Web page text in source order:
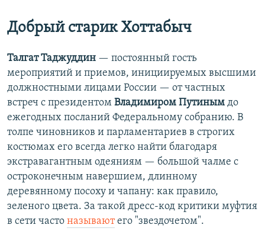
Добрый старик Хоттабыч
Талгат Таджуддин — постоянный гость
мероприятий и приемов, инициируемых высшими
должностными лицами России — от частных
встреч с президентом Владимиром Путиным до
ежегодных посланий Федеральному собранию. В
толпе чиновников и парламентариев в строгих
костюмах его всегда легко найти благодаря
экстравагантным одеяниям — большой чалме с
остроконечным навершием, длинному
деревянному посоху и чапану: как правило,
зеленого цвета. За такой дресс-код критики муфтия
в сети часто называютего "звездочетом".